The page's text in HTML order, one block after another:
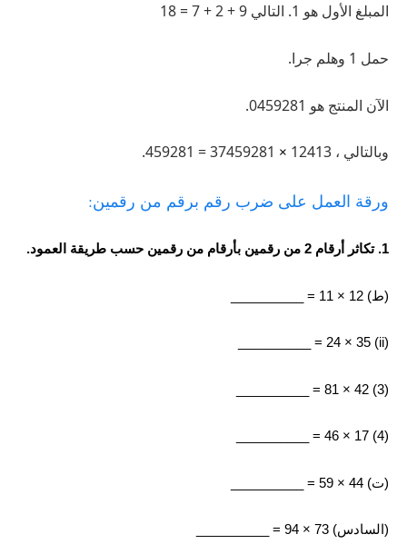
المبلغ الأول هو 1. التالي 9 + 2 + 7 = 18
حمل 1 وهلم جرا.
الآن المنتج هو 0459281.
وبالتالي ، 12413 ×
ورقة العمل على ضرب رقم برقم من رقمين:
1. تكاثر أرقام 2 من رقمين بأرقام من رقمين حسب طريقة العمود.
(ط) 12 × 11 = __________
(ii) 24 × 35 = __________
(3) 42 × 81 = __________
(4) 17 × 46 = __________
(ت) 44 × 59 = __________
(السادس) 73 × 94 = __________